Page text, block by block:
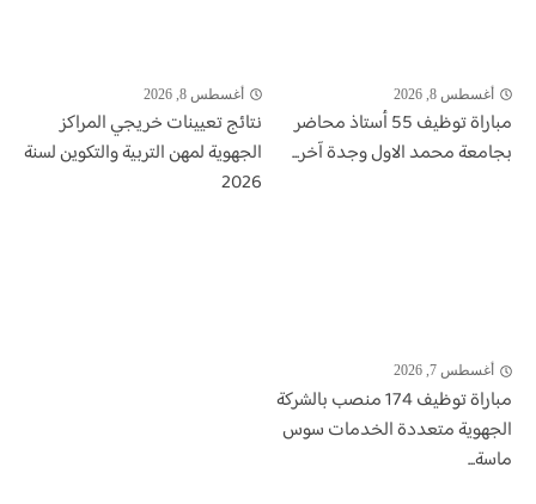
أغسطس 8, 2026
مباراة توظيف 55 أستاذ محاضر
بجامعة محمد الاول وجدة آخر...
أغسطس 8, 2026
نتائج تعيينات خريجي المراكز
الجهوية لمهن التربية والتكوين لسنة
2026
أغسطس 7, 2026
مباراة توظيف 174 منصب بالشركة
الجهوية متعددة الخدمات سوس
ماسة...